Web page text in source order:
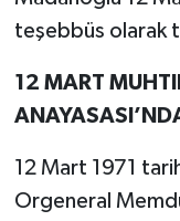
teşebbüs olarak
12 MART
12 Mart 1971
Orgeneral